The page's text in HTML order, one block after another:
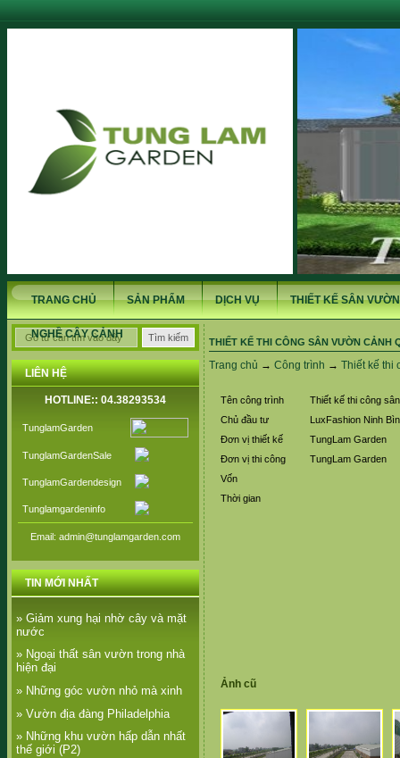
TRANG CHỦ SẢN PHẨM DỊCH VỤ THIẾT KẾ SÂN VƯỜN
NGHỀ CÂY CẢNH
LIÊN HỆ
HOTLINE:: 04.38293534
TunglamGarden
TunglamGardenSale
TunglamGardendesign
Tunglamgardeninfo
Email: admin@tunglamgarden.com
TIN MỚI NHẤT
» Giảm xung hại nhờ cây và mặt
nước
» Ngoại thất sân vườn trong nhà
hiện đại
» Những góc vườn nhỏ mà xinh
» Vườn địa đàng Philadelphia
» Những khu vườn hấp dẫn nhất
thế giới (P2)
THIẾT KẾ THI CÔNG SÂN VƯỜN CẢNH
Trang chủ → Công trình → Thiết kế thi
Tên công trình
Thiết kế thi công
Chủ đầu tư
LuxFashion Ninh
Đơn vị thiết kế
TungLam Garden
Đơn vị thi công
TungLam Garden
Vốn
Thời gian
Ảnh cũ